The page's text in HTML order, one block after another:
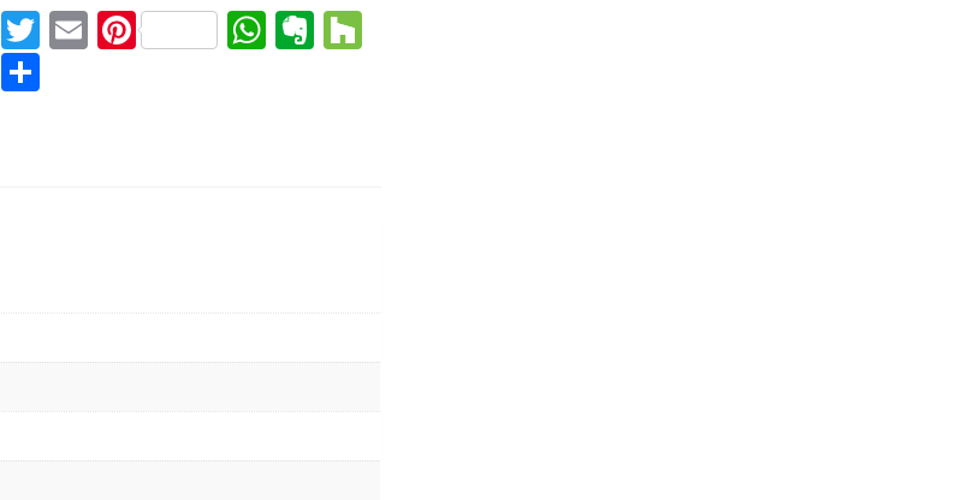
Facebook
Twitter
EmailPinterestWhatsApp
Evernote
Tumblr